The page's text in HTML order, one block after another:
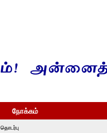
நோக்கம்
தொடர்பு